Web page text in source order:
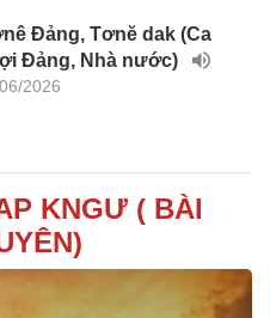
Đảng, Tơnĕ dak (Ca
Đảng, Nhà nước)
2026
KNGƯ ( BÀI